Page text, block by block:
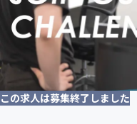
この求人は募集終了しました